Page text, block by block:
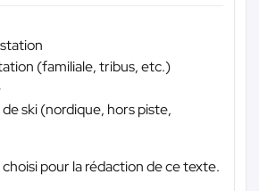
(familiale, tribus, etc.)
ski (nordique, hors piste,
pour la rédaction de ce texte.